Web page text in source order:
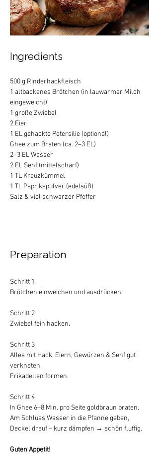
Ingredients
500 g Rinderhackfleisch
1 altbackenes Brötchen (in lauwarmer Milch
eingeweicht)
1 große Zwiebel
2 Eier
1 EL gehackte Petersilie (optional)
Ghee zum Braten (ca. 2–3 EL)
2–3 EL Wasser
2 EL Senf (mittelscharf)
1 TL Kreuzkümmel
1 TL Paprikapulver (edelsüß)
Salz & viel schwarzer Pfeffer
Preparation
Schritt 1
Brötchen einweichen und ausdrücken.
Schritt 2
Zwiebel fein hacken.
Schritt 3
Alles mit Hack, Eiern, Gewürzen & Senf gut
verkneten.
Frikadellen formen.
Schritt 4
In Ghee 6–8 Min. pro Seite goldbraun braten.
Am Schluss Wasser in die Pfanne geben,
Deckel drauf – kurz dämpfen → schön fluffig.
Guten Appetit!